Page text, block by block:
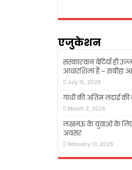
एजुकेशन
संस्कारवान बेटियाँ ही
आधारशिला हैं – सबीहा
July 15, 2026
गांधी की अंतिम लड़ाई की
March 2, 2026
लखनऊ के युवाओं के लिए
अवसर
February 13, 2026